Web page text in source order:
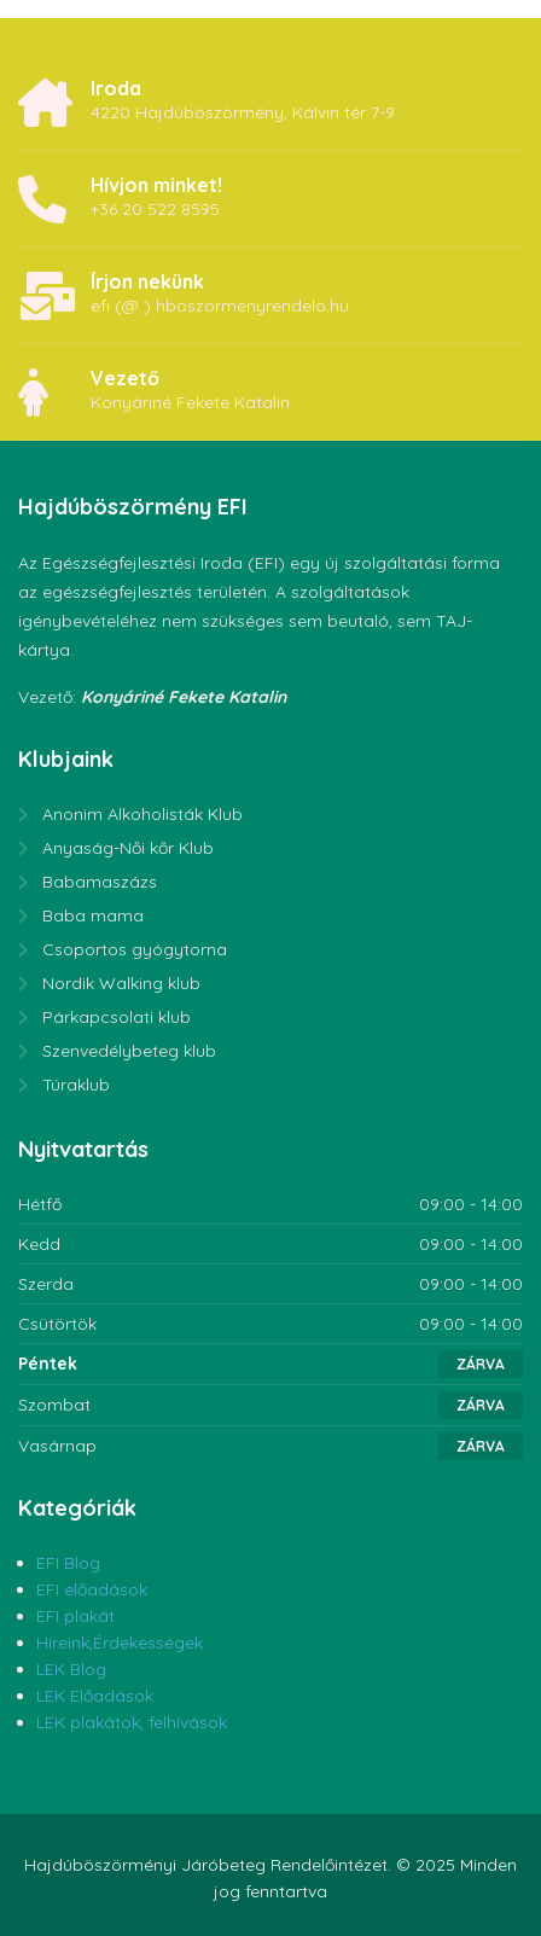
Iroda
4220 Hajdúböszörmény, Kálvin tér 7-9
Hívjon minket!
+36 20 522 8595
Írjon nekünk
efi (@ ) hboszormenyrendelo.hu
Vezető
Konyáriné Fekete Katalin
Hajdúböszörmény EFI
Az Egészségfejlesztési Iroda (EFI) egy új szolgáltatási forma
az egészségfejlesztés területén. A szolgáltatások
igénybevételéhez nem szükséges sem beutaló, sem TAJ-
kártya.
Vezető: Konyáriné Fekete Katalin
Klubjaink
Anonim Alkoholisták Klub
Anyaság-Női kőr Klub
Babamaszázs
Baba mama
Csoportos gyógytorna
Nordik Walking klub
Párkapcsolati klub
Szenvedélybeteg klub
Túraklub
Nyitvatartás
Hétfő
09:00 - 14:00
Kedd
09:00 - 14:00
Szerda
09:00 - 14:00
Csütörtök
09:00 - 14:00
Péntek
ZÁRVA
Szombat ZÁRVA
Vasárnap ZÁRVA
Kategóriák
EFI Blog
EFI előadások
EFI plakát
Híreink,Érdekességek
LEK Blog
LEK Előadások
LEK plakátok, felhívások
Hajdúböszörményi Járóbeteg Rendelőintézet. © 2025 Minden
jog fenntartva